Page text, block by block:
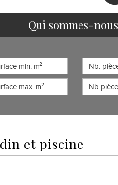
qui sommes-nous
et piscine